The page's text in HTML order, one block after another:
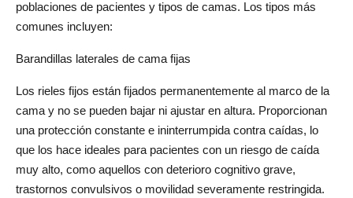
poblaciones de pacientes y tipos de camas. Los tipos más
comunes incluyen:
Barandillas laterales de cama fijas
Los rieles fijos están fijados permanentemente al marco de la
cama y no se pueden bajar ni ajustar en altura. Proporcionan
una protección constante e ininterrumpida contra caídas, lo
que los hace ideales para pacientes con un riesgo de caída
muy alto, como aquellos con deterioro cognitivo grave,
trastornos convulsivos o movilidad severamente restringida.